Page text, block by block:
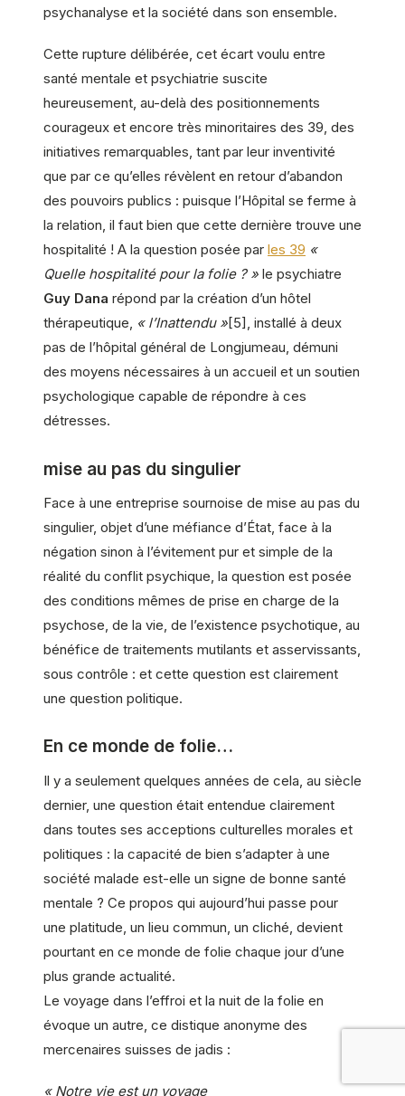
psychanalyse et la société dans son ensemble.
Cette rupture délibérée, cet écart voulu entre
santé mentale et psychiatrie suscite
heureusement, au-delà des positionnements
courageux et encore très minoritaires des 39, des
initiatives remarquables, tant par leur inventivité
que par ce qu’elles révèlent en retour d’abandon
des pouvoirs publics : puisque l’Hôpital se ferme à
la relation, il faut bien que cette dernière trouve une
hospitalité ! A la question posée par les 39 «
Quelle hospitalité pour la folie ? » le psychiatre
Guy Dana répond par la création d’un hôtel
thérapeutique, « l’Inattendu »[5], installé à deux
pas de l’hôpital général de Longjumeau, démuni
des moyens nécessaires à un accueil et un soutien
psychologique capable de répondre à ces
détresses.
mise au pas du singulier
Face à une entreprise sournoise de mise au pas du
singulier, objet d’une méfiance d’État, face à la
négation sinon à l’évitement pur et simple de la
réalité du conflit psychique, la question est posée
des conditions mêmes de prise en charge de la
psychose, de la vie, de l’existence psychotique, au
bénéfice de traitements mutilants et asservissants,
sous contrôle : et cette question est clairement
une question politique.
En ce monde de folie…
Il y a seulement quelques années de cela, au siècle
dernier, une question était entendue clairement
dans toutes ses acceptions culturelles morales et
politiques : la capacité de bien s’adapter à une
société malade est-elle un signe de bonne santé
mentale ? Ce propos qui aujourd’hui passe pour
une platitude, un lieu commun, un cliché, devient
pourtant en ce monde de folie chaque jour d’une
plus grande actualité.
Le voyage dans l’effroi et la nuit de la folie en
évoque un autre, ce distique anonyme des
mercenaires suisses de jadis :
« Notre vie est un voyage